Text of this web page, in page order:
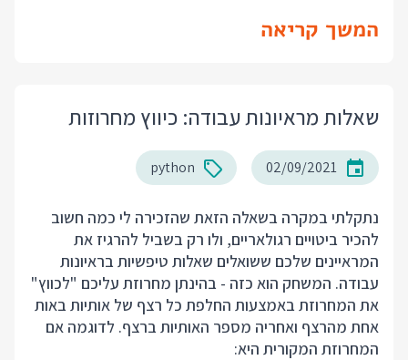
המשך קריאה
שאלות מראיונות עבודה: כיווץ מחרוזות
02/09/2021
python
נתקלתי במקרה בשאלה הזאת שהזכירה לי כמה חשוב
להכיר ביטויים רגולאריים, ולו רק בשביל להרגיז את
המראיינים שלכם ששואלים שאלות טיפשיות בראיונות
עבודה. המשחק הוא כזה - בהינתן מחרוזת עליכם "לכווץ"
את המחרוזת באמצעות החלפת כל רצף של אותיות באות
אחת מהרצף ואחריה מספר האותיות ברצף. לדוגמה אם
המחרוזת המקורית היא: